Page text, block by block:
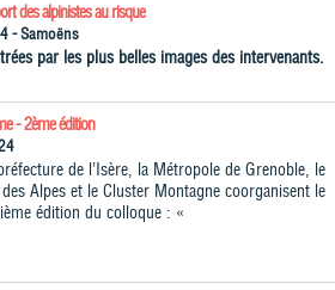
des alpinistes au risque
- Samoëns
par les plus belles images des intervenants.
- 2ème édition
de l’Isère, la Métropole de Grenoble, le
Alpes et le Cluster Montagne coorganisent le
édition du colloque : «